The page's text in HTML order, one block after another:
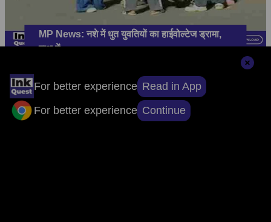
For better experience Read in App
For better experience Continue
MP News: नशे में धुत युवतियों का हाईवोल्टेज ड्रामा,
हाथ में...